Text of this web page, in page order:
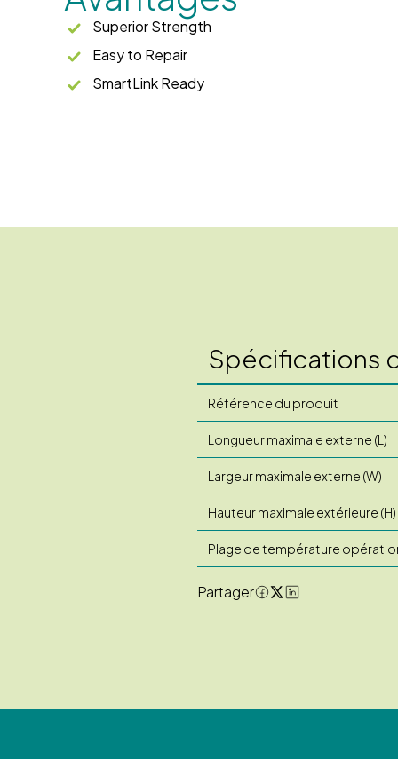
Superior Strength
Easy to Repair
SmartLink Ready
Spécifications
Référence du produit
Longueur maximale externe (L)
Largeur maximale externe (W)
Hauteur maximale extérieure (H)
Plage de température
Partager